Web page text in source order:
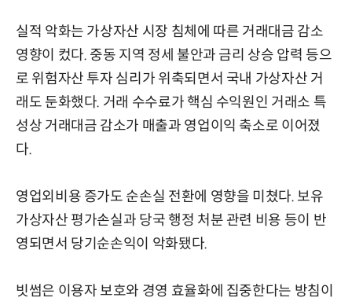
실적 악화는 가상자산 시장 침체에 따른 거래대금 감소
영향이 컸다. 중동 지역 정세 불안과 금리 상승 압력 등으
로 위험자산 투자 심리가 위축되면서 국내 가상자산 거
래도 둔화했다. 거래 수수료가 핵심 수익원인 거래소 특
성상 거래대금 감소가 매출과 영업이익 축소로 이어졌
다.
영업외비용 증가도 순손실 전환에 영향을 미쳤다. 보유
가상자산 평가손실과 당국 행정 처분 관련 비용 등이 반
영되면서 당기순손익이 악화됐다.
빗썸은 이용자 보호와 경영 효율화에 집중한다는 방침이